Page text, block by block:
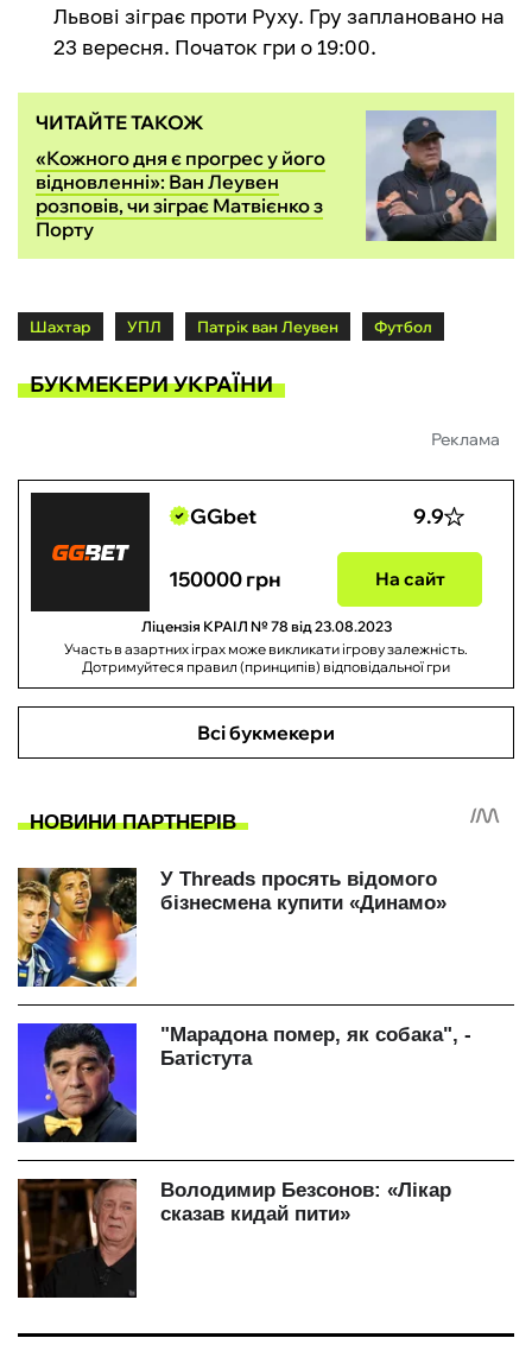
Львові зіграє проти Руху. Гру заплановано на
23 вересня. Початок гри о 19:00.
ЧИТАЙТЕ ТАКОЖ
«Кожного дня є прогрес у його
відновленні»: Ван Леувен
розповів, чи зіграє Матвієнко з
Порту
Шахтар УПЛ Патрік ван Леувен Футбол
БУКМЕКЕРИ УКРАЇНИ
Реклама
GGbet 9.9
150000 грн На сайт
Ліцензія КРАІЛ № 78 від 23.08.2023
Участь в азартних іграх може викликати ігрову залежність.
Дотримуйтеся правил (принципів) відповідальної гри
Всі букмекери